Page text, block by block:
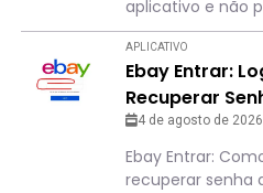
aplicativo e não
APLICATIVO
Ebay Entrar:
Recuperar
4 de agosto de 2026
Ebay Entrar:
recuperar senha